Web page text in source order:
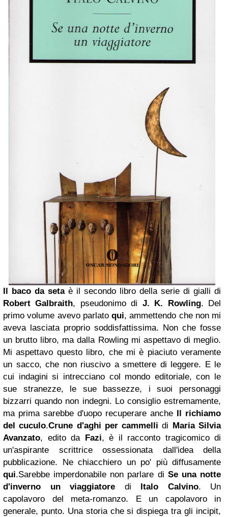
Il baco da setaè il secondo libro della serie di gialli di
Robert Galbraith, pseudonimo di J. K. Rowling. Del
primo volume avevo parlato qui, ammettendo che non mi
aveva lasciata proprio soddisfattissima. Non che fosse
un brutto libro, ma dalla Rowling mi aspettavo di meglio.
Mi aspettavo questo libro, che mi è piaciuto veramente
un sacco, che non riuscivo a smettere di leggere. E le
cui indagini si intrecciano col mondo editoriale, con le
sue stranezze, le sue bassezze, i suoi personaggi
bizzarri quando non indegni. Lo consiglio estremamente,
ma prima sarebbe d'uopo recuperare anche Il richiamo
del cuculo.Crune d'aghi per cammelli di Maria Silvia
Avanzato, edito da Fazi, è il racconto tragicomico di
un'aspirante scrittrice ossessionata dall'idea della
pubblicazione. Ne chiacchiero un po' più diffusamente
qui.Sarebbe imperdonabile non parlare di Se una notte
d'inverno un viaggiatore di Italo Calvino. Un
capolavoro del meta-romanzo. E un capolavoro in
generale, punto. Una storia che si dispiega tra gli incipit,